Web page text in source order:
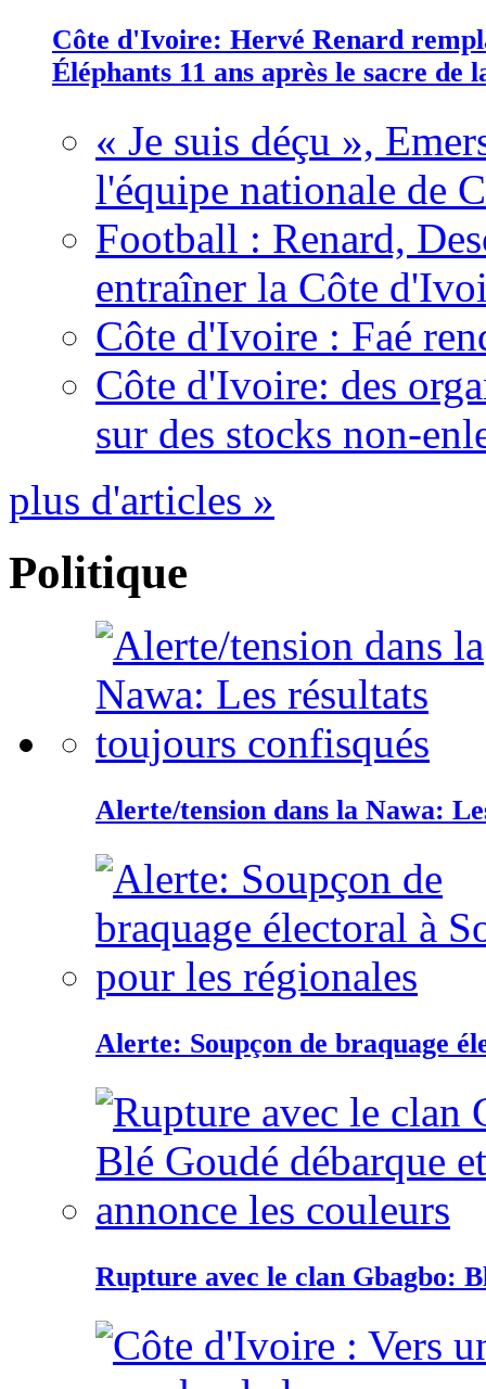
Côte d'Ivoire: Hervé Renard
Éléphants 11 ans après le sacre de
« Je suis déçu »,
l'équipe nationale de
Football : Renard,
entraîner la Côte
Côte d'Ivoire : Faé
Côte d'Ivoire: des
sur des stocks non-
plus d'articles »
Politique
Alerte/tension dans la Nawa:
Alerte: Soupçon de braquage
Rupture avec le clan Gbagbo: